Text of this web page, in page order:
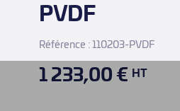
PVDF
Référence :110203-PVDF
1 233,00 € HT